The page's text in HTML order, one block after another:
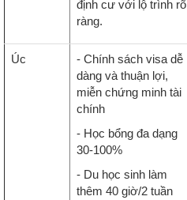
định cư với lộ trình rõ
ràng.
Úc
- Chính sách visa dễ
dàng và thuận lợi,
miễn chứng minh tài
chính
- Học bổng đa dạng
30-100%
- Du học sinh làm
thêm 40 giờ/2 tuần